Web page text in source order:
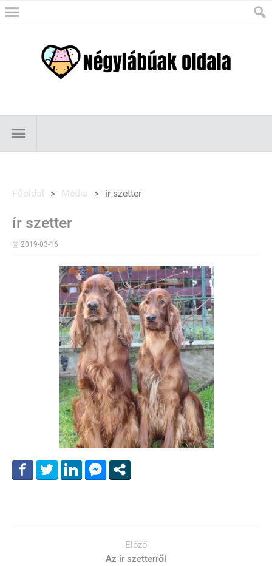
Főoldal > Média > ír szetter
ír szetter
2019-03-16
Előző
Az ír szetterről